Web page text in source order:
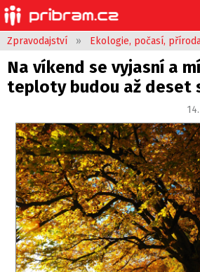
Zpravodajství » Ekologie, počasí,
Na víkend se vyjasní a
teploty budou až deset